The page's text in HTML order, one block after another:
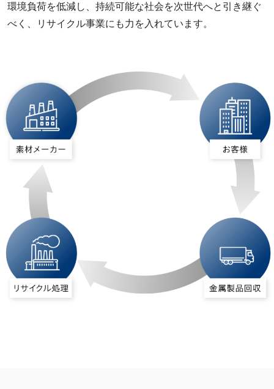
環境負荷を低減し、持続可能な社会を次世代へと引き継ぐ
べく、リサイクル事業にも力を入れています。